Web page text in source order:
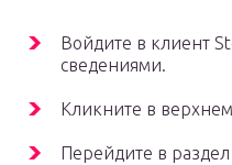
Войдите в клиент
сведениями.
Кликните в
Перейдите в